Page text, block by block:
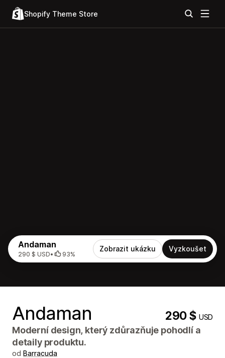
Shopify Theme Store
Andaman
290 $ USD• 93%
Zobrazit ukázku Vyzkoušet
Andaman 290 $USD
Moderní design, který zdůrazňuje pohodlí a
detaily produktu.
od Barracuda